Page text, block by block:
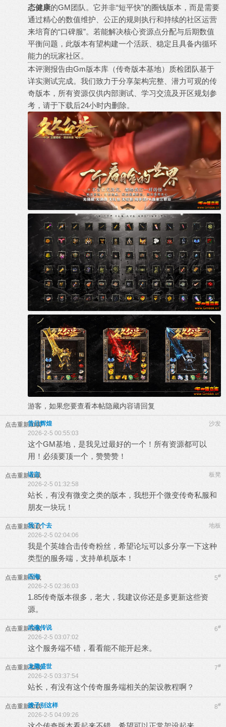
态健康的GM团队。它并非“短平快”的圈钱版本，而是需要
通过精心的数值维护、公正的规则执行和持续的社区运营
来培育的“口碑服”。若能解决核心资源点分配与后期数值
平衡问题，此版本有望构建一个活跃、稳定且具备内循环
能力的玩家社区。
本评测报告由Gm版本库（传奇版本基地）质检团队基于
详实测试完成。我们致力于分享架构完整、潜力可观的传
奇版本 ，所有资源仅供内部测试、学习交流及开区规划参
考，请于下载后24小时内删除。
游客，如果您要查看本帖隐藏内容请回复
点击重新加载 沙发
昔日辉煌
2026-2-5 00:55:03
这个GM基地，是我见过最好的一个！所有资源都可以
用！必须要顶一个，赞赞赞！
点击重新加载 板凳
诺言
2026-2-5 01:32:58
站长，有没有微变之类的版本，我想开个微变传奇私服和
朋友一块玩！
点击重新加载 地板
我了个去
2026-2-5 02:04:06
我是个英雄合击传奇粉丝，希望论坛可以多分享一下这种
类型的服务端，支持单机版本！
点击重新加载 5#
四海
2026-2-5 02:36:03
1.85传奇版本很多，老大，我建议你还是多更新这些资
源。
点击重新加载 6#
武魂传说
2026-2-5 03:07:02
这个服务端不错，看看能不能开起来。
点击重新加载 7#
龙腾盛世
2026-2-5 03:37:54
站长，有没有这个传奇服务端相关的架设教程啊？
点击重新加载 8#
嫂子别这样
2026-2-5 04:09:26